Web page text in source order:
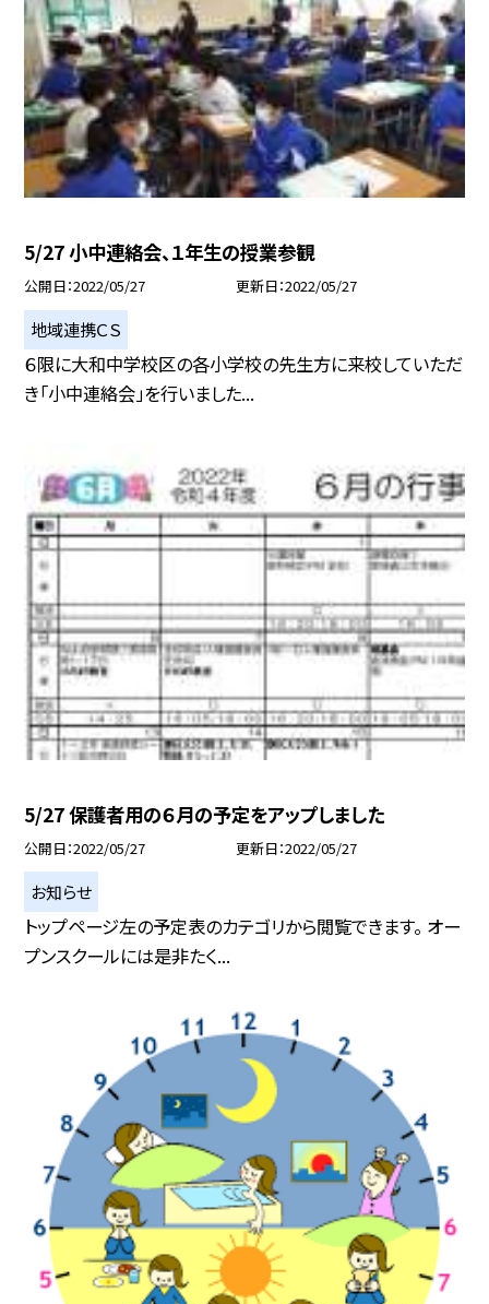
5/27 小中連絡会、１年生の授業参観
公開日 2022/05/27 更新日 2022/05/27
地域連携ＣＳ
６限に大和中学校区の各小学校の先生方に来校していただ
き「小中連絡会」を行いました...
5/27 保護者用の６月の予定をアップしました
公開日 2022/05/27 更新日 2022/05/27
お知らせ
トップページ左の予定表のカテゴリから閲覧できます。 オー
プンスクールには是非たく...